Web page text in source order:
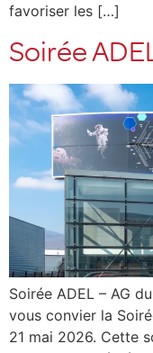
favoriser les […]
Soirée
Soirée ADEL – AG
vous convier la
21 mai 2026. Cette